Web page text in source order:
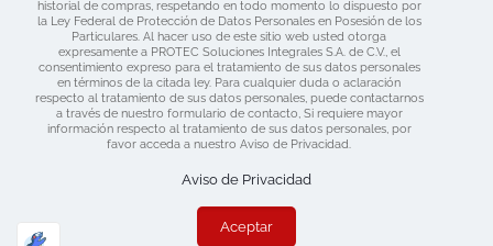
Derechos Reservados 2019 Protec | Consulta nuestras
historial de compras, respetando en todo momento lo dispuesto por
la Ley Federal de Protección de Datos Personales en Posesión de los
Particulares. Al hacer uso de este sitio web usted otorga
expresamente a PROTEC Soluciones Integrales S.A. de C.V., el
consentimiento expreso para el tratamiento de sus datos personales
en términos de la citada ley. Para cualquier duda o aclaración
respecto al tratamiento de sus datos personales, puede contactarnos
a través de nuestro formulario de contacto, Si requiere mayor
información respecto al tratamiento de sus datos personales, por
favor acceda a nuestro Aviso de Privacidad.
Aviso de Privacidad
Aceptar